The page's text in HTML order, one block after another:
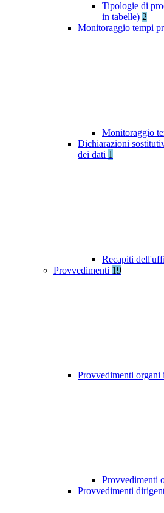
Tipologie di
in tabelle) 2
Monitoraggio tempi
Monitoraggio
Dichiarazioni
dei dati 1
Recapiti
Provvedimenti 19
Provvedimenti
Provvedimenti
Provvedimenti